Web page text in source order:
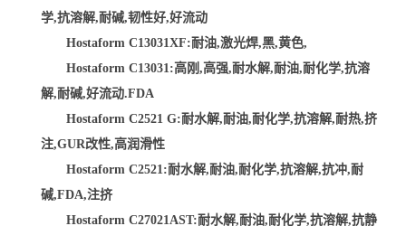
学,抗溶解,耐碱,韧性好,好流动
Hostaform C13031XF:耐油,激光焊,黑,黄色,
Hostaform C13031:高刚,高强,耐水解,耐油,耐化学,抗溶
解,耐碱,好流动.FDA
Hostaform C2521 G:耐水解,耐油,耐化学,抗溶解,耐热,挤
注,GUR改性,高润滑性
Hostaform C2521:耐水解,耐油,耐化学,抗溶解,抗冲,耐
碱,FDA,注挤
Hostaform C27021AST:耐水解,耐油,耐化学,抗溶解,抗静